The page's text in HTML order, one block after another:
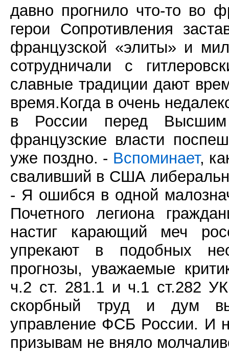
давно прогнило что-то во
герои Сопротивления
французской «элиты» и
сотрудничали с
славные традиции дают
время.Когда в очень
в России перед Высшим
французские власти
уже поздно. - Вспоминает,
сваливший в США
- Я ошибся в одной
Почетного легиона
настиг карающий меч
упрекают в подобных
прогнозы, уважаемые
ч.2 ст. 281.1 и ч.1 ст.282
скорбный труд и дум
управление ФСБ России. И
призывам не вняло